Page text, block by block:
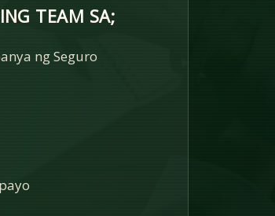
TEAM SA;
ng Seguro